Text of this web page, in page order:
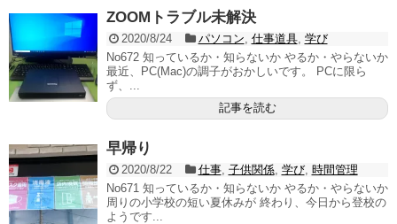
ZOOMトラブル未解決
2020/8/24 パソコン 仕事道具, 学び
No672 知っているか・知らないか やるか・やらないか
最近、PC(Mac)の調子がおかしいです。 PCに限ら
ず、...
記事を読む
早帰り
2020/8/22 仕事, 子供関係, 学び, 時間管理
No671 知っているか・知らないか やるか・やらないか
周りの小学校の短い夏休みが 終わり、今日から登校の
ようです...